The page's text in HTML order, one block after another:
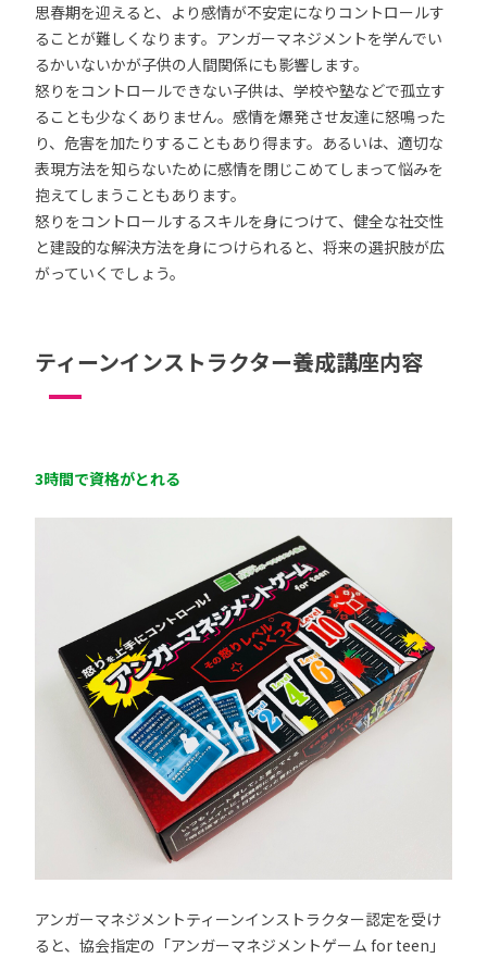
思春期を迎えると、より感情が不安定になりコントロールす
ることが難しくなります。アンガーマネジメントを学んでい
るかいないかが子供の人間関係にも影響します。
怒りをコントロールできない子供は、学校や塾などで孤立す
ることも少なくありません。感情を爆発させ友達に怒鳴った
り、危害を加たりすることもあり得ます。あるいは、適切な
表現方法を知らないために感情を閉じこめてしまって悩みを
抱えてしまうこともあります。
怒りをコントロールするスキルを身につけて、健全な社交性
と建設的な解決方法を身につけられると、将来の選択肢が広
がっていくでしょう。
ティーンインストラクター養成講座内容
3時間で資格がとれる
アンガーマネジメントティーンインストラクター認定を受け
ると、協会指定の「アンガーマネジメントゲーム for teen」